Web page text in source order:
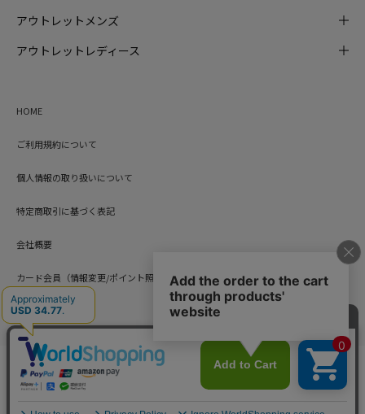
アウトレットメンズ
アウトレットレディース
HOME
ご利用規約について
個人情報の取り扱いについて
特定商取引に基づく表記
会社概要
カード会員（情報変更/ポイント照会）
お問い合わせ
Copyright © HARUYAMA TRADING CO.,LTD. All Rights Reserved.